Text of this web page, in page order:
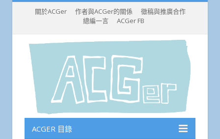
關於ACGer 作者與ACGer的關係
徵稿與推廣合作
總編一言
ACGer FB
ACGER 目錄